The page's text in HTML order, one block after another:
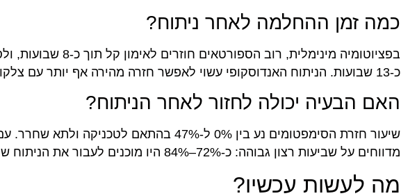
כמה זמן ההחלמה לאחר ניתוח?
בפציוטומיה מינימלית, רוב
כ-13 שבועות. הניתוח האנדוסקופי עשוי לאפשר חזרה מהירה אף יותר עם צלקות מינימליות.
האם הבעיה יכולה לחזור לאחר הניתוח?
שיעור חזרת הסימפטומים נע בין 0% ל-47% בהתאם
מדווחים על שביעות רצון גבוהה: כ-72%–84% היו מוכנים לעבור את הניתוח שוב.
מה לעשות עכשיו?